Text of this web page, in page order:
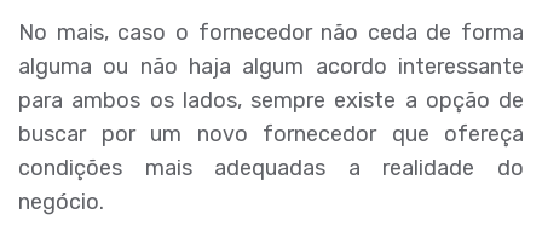
No mais, caso o fornecedor não ceda de forma
alguma ou não haja algum acordo interessante
para ambos os lados, sempre existe a opção de
buscar por um novo fornecedor que ofereça
condições mais adequadas a realidade do
negócio.